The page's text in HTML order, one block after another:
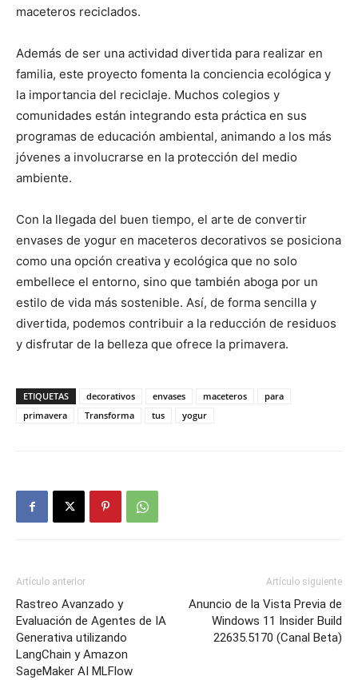
maceteros reciclados.
Además de ser una actividad divertida para realizar en
familia, este proyecto fomenta la conciencia ecológica y
la importancia del reciclaje. Muchos colegios y
comunidades están integrando esta práctica en sus
programas de educación ambiental, animando a los más
jóvenes a involucrarse en la protección del medio
ambiente.
Con la llegada del buen tiempo, el arte de convertir
envases de yogur en maceteros decorativos se posiciona
como una opción creativa y ecológica que no solo
embellece el entorno, sino que también aboga por un
estilo de vida más sostenible. Así, de forma sencilla y
divertida, podemos contribuir a la reducción de residuos
y disfrutar de la belleza que ofrece la primavera.
ETIQUETAS decorativos envases maceteros
para
primavera
Transforma tus yogur
Artículo anterior
Rastreo Avanzado y
Evaluación de Agentes de IA
Generativa utilizando
LangChain y Amazon
SageMaker AI MLFlow
Artículo siguiente
Anuncio de la Vista Previa de
Windows 11 Insider Build
22635.5170 (Canal Beta)